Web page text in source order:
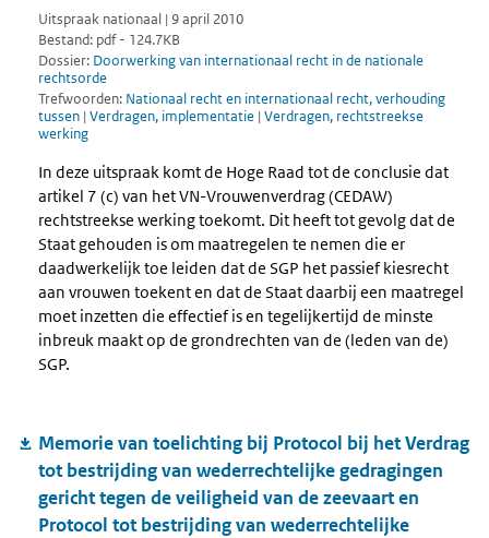
Uitspraak nationaal | 9 april 2010
Bestand: pdf - 124.7KB
Dossier: Doorwerking van internationaal recht in de nationale
rechtsorde
Trefwoorden: Nationaal recht en internationaal recht, verhouding
tussen | Verdragen, implementatie | Verdragen, rechtstreekse
werking
In deze uitspraak komt de Hoge Raad tot de conclusie dat
artikel 7 (c) van het VN-Vrouwenverdrag (CEDAW)
rechtstreekse werking toekomt. Dit heeft tot gevolg dat de
Staat gehouden is om maatregelen te nemen die er
daadwerkelijk toe leiden dat de SGP het passief kiesrecht
aan vrouwen toekent en dat de Staat daarbij een maatregel
moet inzetten die effectief is en tegelijkertijd de minste
inbreuk maakt op de grondrechten van de (leden van de)
SGP.
Memorie van toelichting bij Protocol bij het Verdrag
tot bestrijding van wederrechtelijke gedragingen
gericht tegen de veiligheid van de zeevaart en
Protocol tot bestrijding van wederrechtelijke